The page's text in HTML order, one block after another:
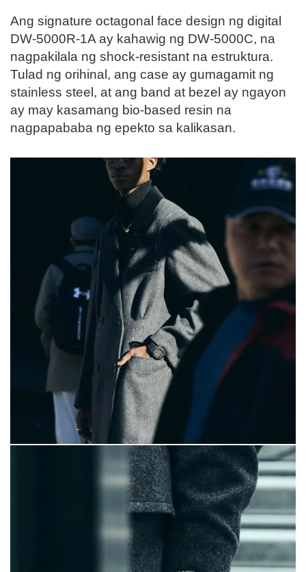
Ang signature octagonal face design ng digital
DW-5000R-1A ay kahawig ng DW-5000C, na
nagpakilala ng shock-resistant na estruktura.
Tulad ng orihinal, ang case ay gumagamit ng
stainless steel, at ang band at bezel ay ngayon
ay may kasamang bio-based resin na
nagpapababa ng epekto sa kalikasan.